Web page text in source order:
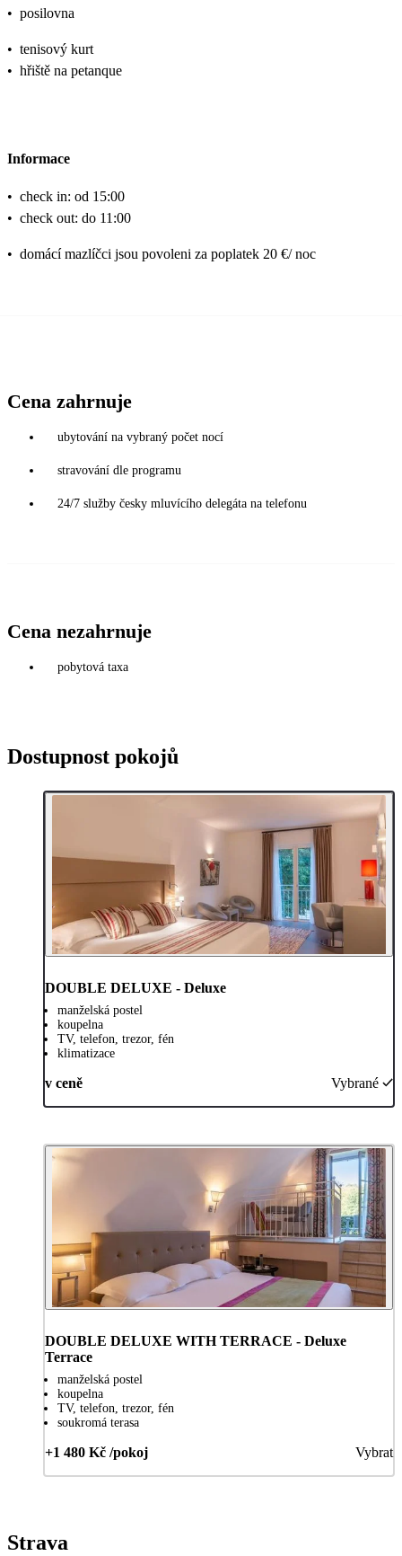
• posilovna
• tenisový kurt
• hřiště na petanque
Informace
• check in: od 15:00
• check out: do 11:00
• domácí mazlíčci jsou povoleni za poplatek 20 €/ noc
Cena zahrnuje
ubytování na vybraný počet nocí
stravování dle programu
24/7 služby česky mluvícího delegáta na telefonu
Cena nezahrnuje
pobytová taxa
Dostupnost pokojů
DOUBLE DELUXE - Deluxe
manželská postel
koupelna
TV, telefon, trezor, fén
klimatizace
v ceně Vybrané
DOUBLE DELUXE WITH TERRACE - Deluxe
Terrace
manželská postel
koupelna
TV, telefon, trezor, fén
soukromá terasa
+1 480 Kč /pokoj Vybrat
Strava